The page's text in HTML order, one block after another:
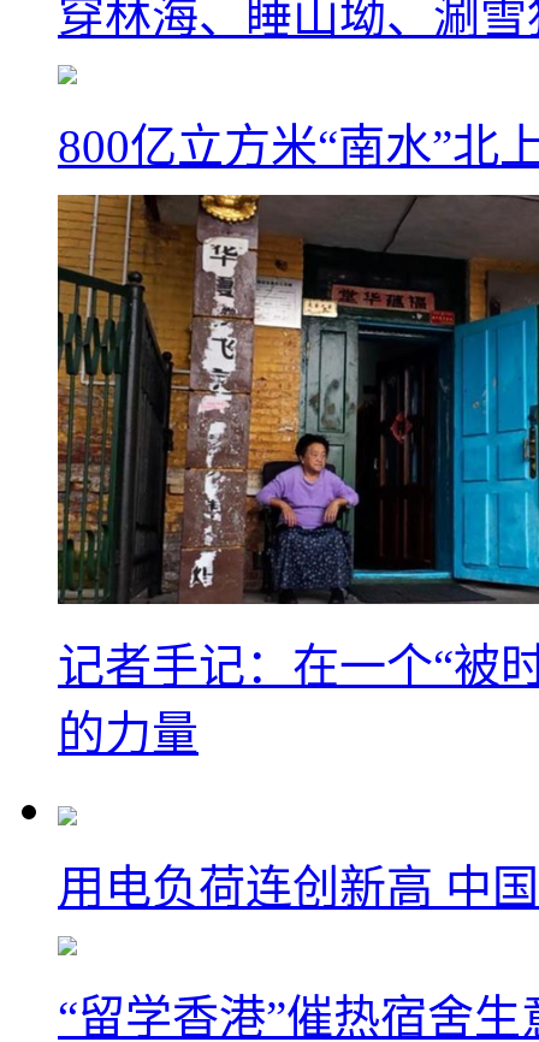
穿林海、睡山坳、涮
800亿立方米“南水”北
记者手记：在一个“被
的力量
用电负荷连创新高 中
“留学香港”催热宿舍